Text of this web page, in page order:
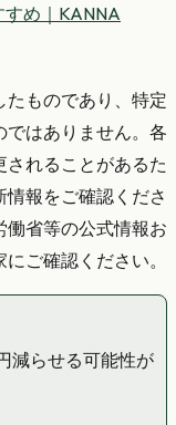
すめ｜KANNA
ものであり、特定
ではありません。各
れることがあるた
報をご確認くださ
働省等の公式情報お
ご確認ください。
減らせる可能性が